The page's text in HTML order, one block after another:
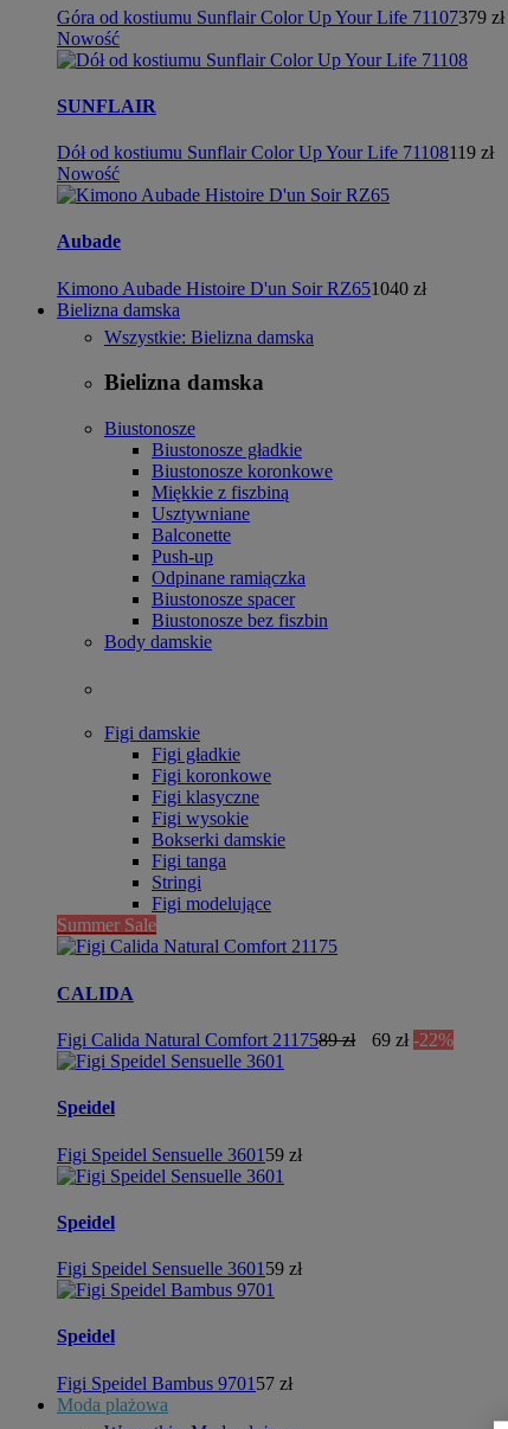
Góra od kostiumu Sunflair Color Up Your Life 71107379 zł
Nowość
SUNFLAIR
Dół od kostiumu Sunflair Color Up Your Life 71108119 zł
Nowość
Aubade
Kimono Aubade Histoire D'un Soir RZ651040 zł
Bielizna damska
Wszystkie: Bielizna damska
Bielizna damska
Biustonosze
Biustonosze gładkie
Biustonosze koronkowe
Miękkie z fiszbiną
Usztywniane
Balconette
Push-up
Odpinane ramiączka
Biustonosze spacer
Biustonosze bez fiszbin
Body damskie
Figi damskie
Figi gładkie
Figi koronkowe
Figi klasyczne
Figi wysokie
Bokserki damskie
Figi tanga
Stringi
Figi modelujące
Summer Sale
CALIDA
Figi Calida Natural Comfort 2117589 zł 69 zł -22%
Speidel
Figi Speidel Sensuelle 3601 59 zł
Speidel
Figi Speidel Sensuelle 3601 59 zł
Speidel
Figi Speidel Bambus 9701 57 zł
Moda plażowa